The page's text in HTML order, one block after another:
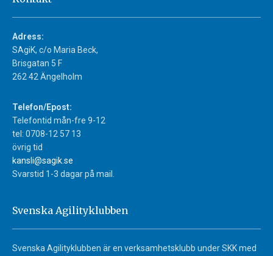
Adress:
SAgiK, c/o Maria Beck,
Brisgatan 5 F
262 42 Ängelholm
Telefon/Epost:
Telefontid mån-fre 9-12
tel: 0708-12 57 13
övrig tid
kansli@sagik.se
Svarstid 1-3 dagar på mail.
Svenska Agilityklubben
Svenska Agilityklubben är en verksamhetsklubb under SKK med